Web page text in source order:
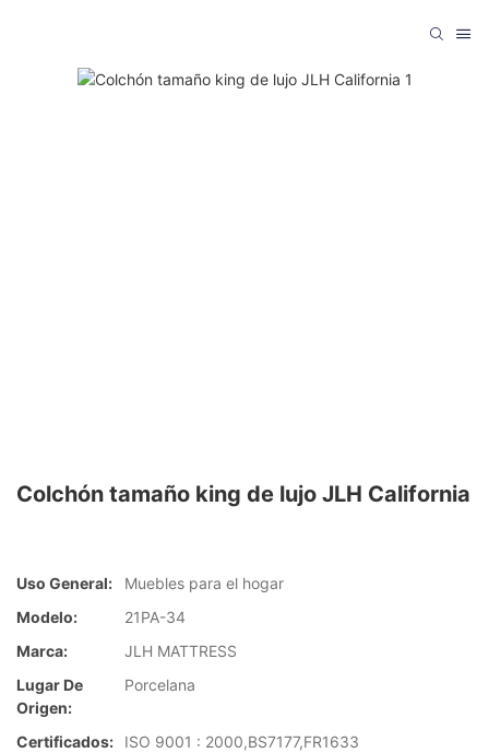
Colchón tamaño king de lujo JLH California
Uso General:
Muebles para el hogar
Modelo:
21PA-34
Marca:
JLH MATTRESS
Lugar De
Origen:
Porcelana
Certificados:
ISO 9001 : 2000,BS7177,FR1633